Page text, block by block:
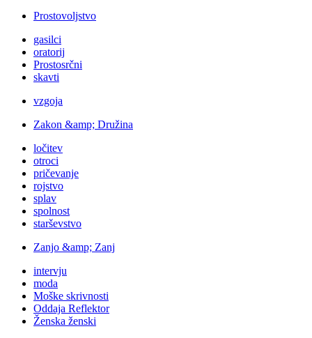
Prostovoljstvo
gasilci
oratorij
Prostosrčni
skavti
vzgoja
Zakon &amp; Družina
ločitev
otroci
pričevanje
rojstvo
splav
spolnost
starševstvo
Zanjo &amp; Zanj
intervju
moda
Moške skrivnosti
Oddaja Reflektor
Ženska ženski